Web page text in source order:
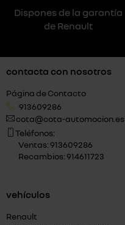
Dispones de la garantía
de Renault
contacta con nosotros
Página de Contacto
913609286
cota@cota-automocion.es
Teléfonos:
Ventas: 913609286
Recambios: 914611723
vehículos
Renault